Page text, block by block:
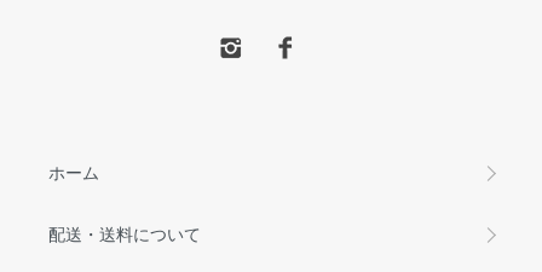
ホーム
配送・送料について